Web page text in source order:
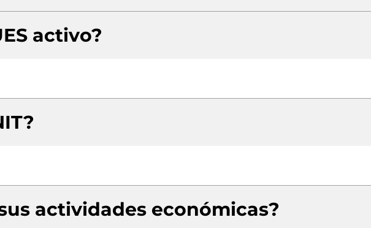
activo?
actividades económicas?